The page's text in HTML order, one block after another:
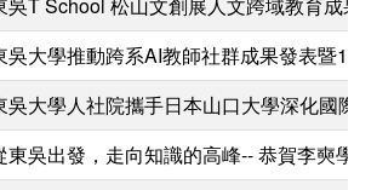
吳大學推動跨系AI教師社群成果發表暨
吳大學人社院攜手日本山口大學深化國際
東吳出發，走向知識的高峰-- 恭賀李奭學